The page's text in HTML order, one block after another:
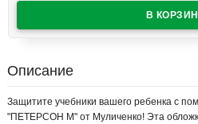
Описание
Защитите учебники вашего ребенка с
"ПЕТЕРСОН М" от Муличенко! Эта